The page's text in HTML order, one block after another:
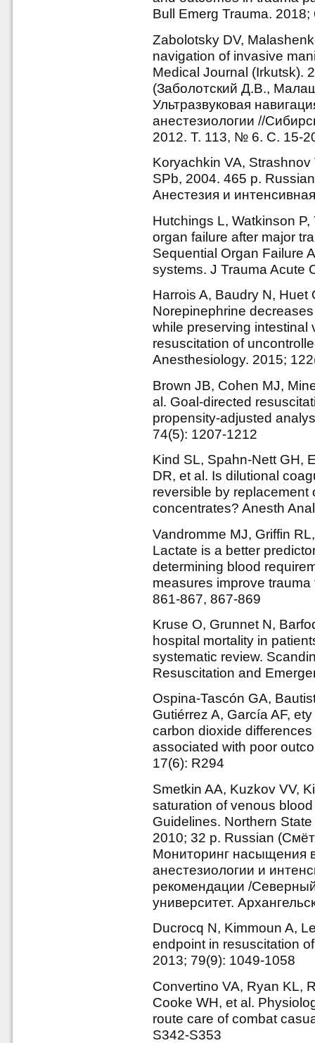
Bull Emerg Trauma. 2018;
Zabolotsky DV,
navigation of invasive
Medical Journal (Irkutsk).
(Заболотский Д.В.,
Ультразвуковая
анестезиологии //
2012. Т. 113, № 6. С. 15-
Koryachkin VA,
SPb, 2004. 465 p.
Анестезия и
Hutchings L, Watkinson
organ failure after major
Sequential Organ Failure
systems. J Trauma Acute
Harrois A, Baudry N, Huet
Norepinephrine
while preserving intestinal
resuscitation of
Anesthesiology. 2015;
Brown JB, Cohen MJ,
al. Goal-directed
propensity-adjusted
74(5): 1207-1212
Kind SL, Spahn-Nett GH,
DR, et al. Is dilutional
reversible by replacement
concentrates? Anesth
Vandromme MJ, Griffin
Lactate is a better
determining blood
measures improve
861-867, 867-869
Kruse O, Grunnet N,
hospital mortality in
systematic review.
Resuscitation and
Ospina-Tascón GA,
Gutiérrez A, García AF,
carbon dioxide
associated with poor
17(6): R294
Smetkin AA, Kuzkov VV,
saturation of venous
Guidelines. Northern
2010; 32 p. Russian
Мониторинг насыщения
анестезиологии и
рекомендации /
университет.
Ducrocq N, Kimmoun A,
endpoint in resuscitation
2013; 79(9): 1049-1058
Convertino VA, Ryan KL,
Cooke WH, et al.
route care of combat
S342-S353